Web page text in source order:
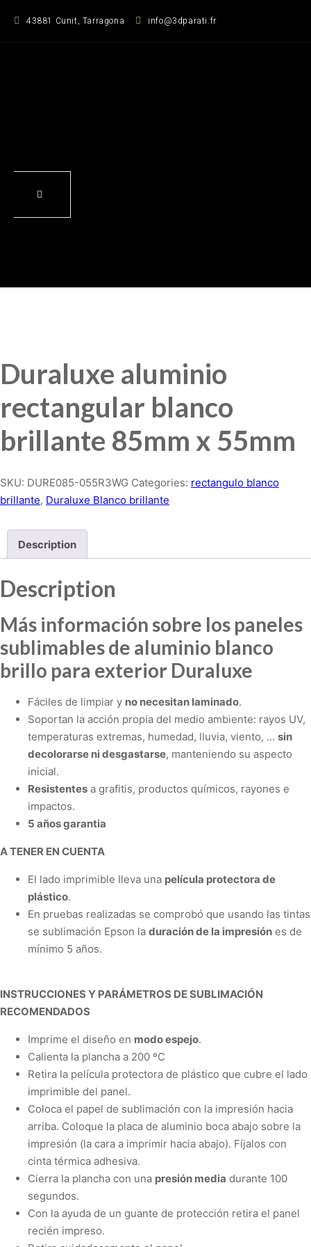
Inhalt 43881 Cunit, Tarragona info@3dparati.fr
Duraluxe aluminio
rectangular blanco
brillante 85mm x 55mm
SKU: DURE085-055R3WG Categories: rectangulo blanco
brillante, Duraluxe Blanco brillante
Description
Description
Más información sobre los paneles
sublimables de aluminio blanco
brillo para exterior Duraluxe
Fáciles de limpiar y no necesitan laminado.
Soportan la acción propia del medio ambiente: rayos UV,
temperaturas extremas, humedad, lluvia, viento, … sin
decolorarse ni desgastarse, manteniendo su aspecto
inicial.
Resistentes a grafitis, productos químicos, rayones e
impactos.
5 años garantia
A TENER EN CUENTA
El lado imprimible lleva una película protectora de
plástico.
En pruebas realizadas se comprobó que usando las tintas
se sublimación Epson la duración de la impresión es de
mínimo 5 años.
INSTRUCCIONES Y PARÁMETROS DE SUBLIMACIÓN
RECOMENDADOS
Imprime el diseño en modo espejo.
Calienta la plancha a 200 ºC
Retira la película protectora de plástico que cubre el lado
imprimible del panel.
Coloca el papel de sublimación con la impresión hacia
arriba. Coloque la placa de aluminio boca abajo sobre la
impresión (la cara a imprimir hacia abajo). Fíjalos con
cinta térmica adhesiva.
Cierra la plancha con una presión media durante 100
segundos.
Con la ayuda de un guante de protección retira el panel
recién impreso.